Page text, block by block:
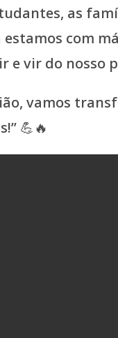
as
estamos com
e vir do nosso
vamos
💪🔥